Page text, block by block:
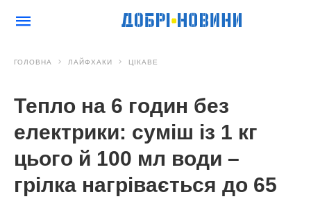
ГОЛОВНА ЛАЙФХАКИ ЦІКАВЕ
Тепло на 6 годин без
електрики: суміш із 1 кг
цього й 100 мл води –
грілка нагрівається до 65